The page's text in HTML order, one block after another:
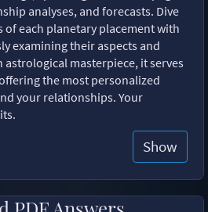
analyses, and forecasts. Dive
each planetary placement with
examining their aspects and
astrological masterpiece, it serves
the most personalized
your relationships. Your
Show